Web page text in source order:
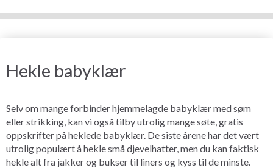
Hekle babyklær
Selv om mange forbinder hjemmelagde babyklær med søm
eller strikking, kan vi også tilby utrolig mange søte, gratis
oppskrifter på heklede babyklær. De siste årene har det vært
utrolig populært å hekle små djevelhatter, men du kan faktisk
hekle alt fra jakker og bukser til liners og kyss til de minste.